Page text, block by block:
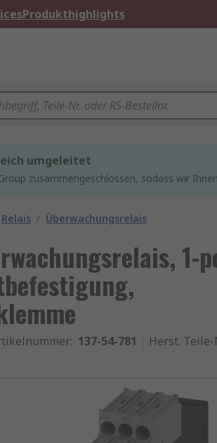
Produkthighlights
umgeleitet
zusammengeschlossen, sodass wir
Relais / Überwachungsrelais
1-
: 137-54-781 Herst. Teile-